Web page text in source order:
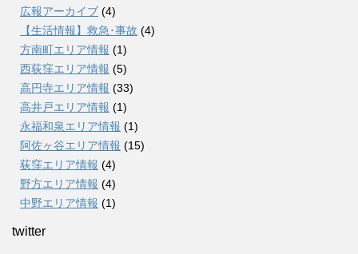
広報アーカイブ (4)
【生活情報】救急･事故 (4)
方南町エリア情報 (1)
西荻窪エリア情報 (5)
高円寺エリア情報 (33)
高井戸エリア情報 (1)
永福和泉エリア情報 (1)
阿佐ヶ谷エリア情報 (15)
荻窪エリア情報 (4)
野方エリア情報 (4)
中野エリア情報 (1)
twitter